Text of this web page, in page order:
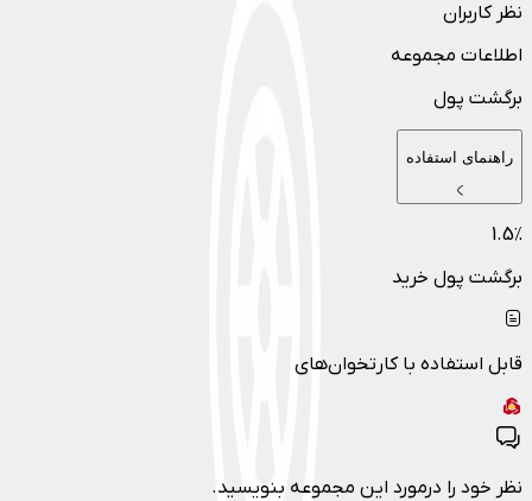
نظر کاربران
اطلاعات مجموعه
برگشت پول
راهنمای استفاده
1.5٪
برگشت پول خرید
قابل استفاده با کارتخوان‌های
نظر خود را درمورد این مجموعه بنویسید.